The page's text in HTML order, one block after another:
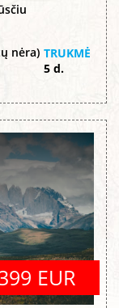
nėra) TRUKMĖ
5 d.
EUR